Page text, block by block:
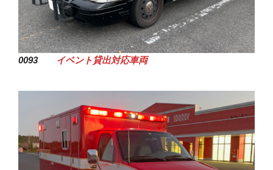
0093 イベント貸出対応車両